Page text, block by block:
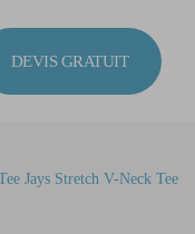
DEVIS GRATUIT
Jays Stretch V-Neck Tee